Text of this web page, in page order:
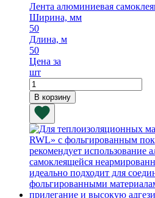
Лента алюминиевая
Ширина, мм
50
Длина, м
50
Цена за
шт
Количество
товара
Лента
алюминиевая
самоклеящаяся
ЛАС
50
мм
х
50
м
В корзину